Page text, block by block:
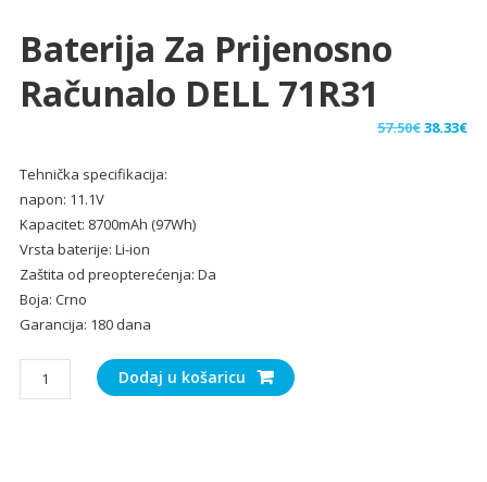
Baterija Za Prijenosno
Računalo DELL 71R31
57.50€Izvorna
38.33€
Tehnička specifikacija:
napon: 11.1V
Kapacitet: 8700mAh (97Wh)
Vrsta baterije: Li-ion
Zaštita od preopterećenja: Da
Boja: Crno
Garancija: 180 dana
Baterija
za
Dodaj u košaricu